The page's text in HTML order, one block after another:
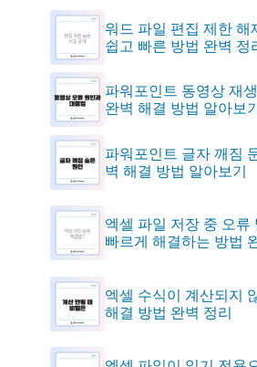
워드 파일 편집 제한 해
쉽고 빠른 방법 완벽 정
파워포인트 동영상 재
완벽 해결 방법 알아보
파워포인트 글자 깨짐
벽 해결 방법 알아보기
엑셀 파일 저장 중 오류
빠르게 해결하는 방법
엑셀 수식이 계산되지
해결 방법 완벽 정리